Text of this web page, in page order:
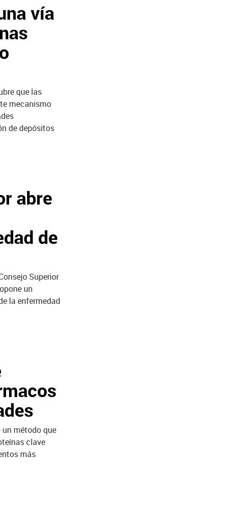
vía
que las
mecanismo
de depósitos
abre
de
Superior
un
la enfermedad
método que
clave
más